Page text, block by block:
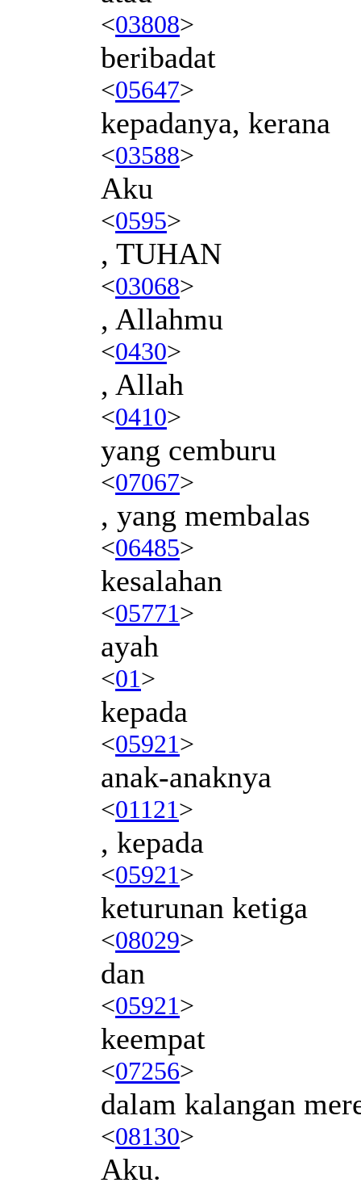
<03808>
beribadat
<05647>
kepadanya, kerana
<03588>
Aku
<0595>
, TUHAN
<03068>
, Allahmu
<0430>
, Allah
<0410>
yang cemburu
<07067>
, yang membalas
<06485>
kesalahan
<05771>
ayah
<01>
kepada
<05921>
anak-anaknya
<01121>
, kepada
<05921>
keturunan ketiga
<08029>
dan
<05921>
keempat
<07256>
dalam kalangan
<08130>
Aku.